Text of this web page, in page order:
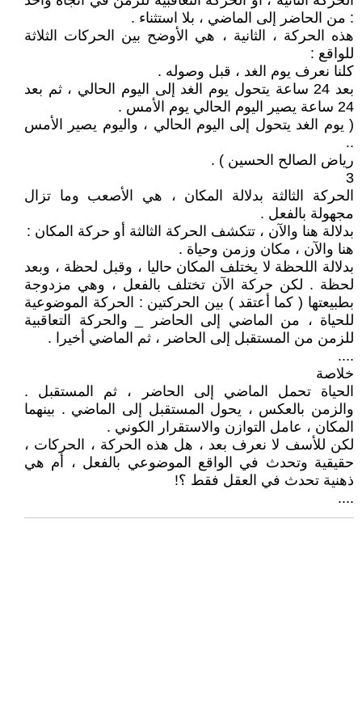
: من الحاضر إلى الماضي ، بلا استثناء .
هذه الحركة ، الثانية ، هي الأوضح بين الحركات الثلاثة
للواقع :
كلنا نعرف يوم الغد ، قبل وصوله .
بعد 24 ساعة يتحول يوم الغد إلى اليوم الحالي ، ثم بعد
24 ساعة يصير اليوم الحالي يوم الأمس .
( يوم الغد يتحول إلى اليوم الحالي ، واليوم يصير الأمس
..
رياض الصالح الحسين ) .
3
الحركة الثالثة بدلالة المكان ، هي الأصعب وما تزال
مجهولة بالفعل .
بدلالة هنا والآن ، تتكشف الحركة الثالثة أو حركة المكان :
هنا والآن ، مكان وزمن وحياة .
بدلالة اللحظة لا يختلف المكان حاليا ، وقبل لحظة ، وبعد
لحظة . لكن حركة الآن تختلف بالفعل ، وهي مزدوجة
بطبيعتها ( كما أعتقد ) بين الحركتين : الحركة الموضوعية
للحياة ، من الماضي إلى الحاضر _ والحركة التعاقبية
للزمن من المستقبل إلى الحاضر ، ثم الماضي أخيرا .
....
خلاصة
الحياة تحمل الماضي إلى الحاضر ، ثم المستقبل .
والزمن بالعكس ، يحول المستقبل إلى الماضي . بينهما
المكان ، عامل التوازن والاستقرار الكوني .
لكن للأسف لا نعرف بعد ، هل هذه الحركة ، الحركات ،
حقيقية وتحدث في الواقع الموضوعي بالفعل ، أم هي
ذهنية تحدث في العقل فقط ؟!
....